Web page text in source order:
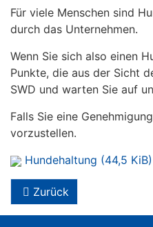
Für viele Menschen sind
durch das Unternehmen.
Wenn Sie sich also einen
Punkte, die aus der Sicht
SWD und warten Sie auf
Falls Sie eine
vorzustellen.
Hundehaltung (44,5 KiB)
Zurück